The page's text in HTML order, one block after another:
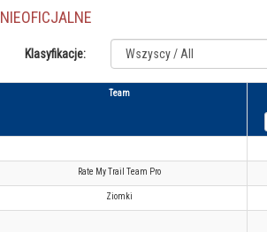
NIEOFICJALNE
Klasyfikacje:
Team
Rate My Trail Team Pro
Ziomki